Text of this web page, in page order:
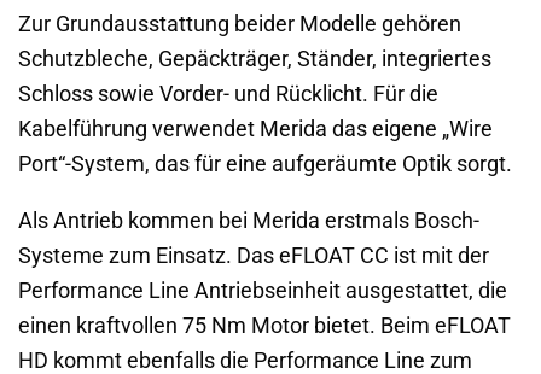
Zur Grundausstattung beider Modelle gehören
Schutzbleche, Gepäckträger, Ständer, integriertes
Schloss sowie Vorder- und Rücklicht. Für die
Kabelführung verwendet Merida das eigene „Wire
Port“-System, das für eine aufgeräumte Optik sorgt.
Als Antrieb kommen bei Merida erstmals Bosch-
Systeme zum Einsatz. Das eFLOAT CC ist mit der
Performance Line Antriebseinheit ausgestattet, die
einen kraftvollen 75 Nm Motor bietet. Beim eFLOAT
HD kommt ebenfalls die Performance Line zum